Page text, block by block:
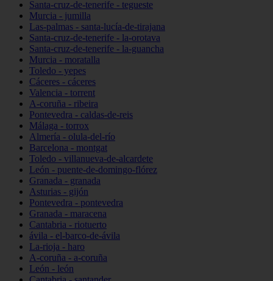
Santa-cruz-de-tenerife - tegueste
Murcia - jumilla
Las-palmas - santa-lucía-de-tirajana
Santa-cruz-de-tenerife - la-orotava
Santa-cruz-de-tenerife - la-guancha
Murcia - moratalla
Toledo - yepes
Cáceres - cáceres
Valencia - torrent
A-coruña - ribeira
Pontevedra - caldas-de-reis
Málaga - torrox
Almería - olula-del-río
Barcelona - montgat
Toledo - villanueva-de-alcardete
León - puente-de-domingo-flórez
Granada - granada
Asturias - gijón
Pontevedra - pontevedra
Granada - maracena
Cantabria - riotuerto
ávila - el-barco-de-ávila
La-rioja - haro
A-coruña - a-coruña
León - león